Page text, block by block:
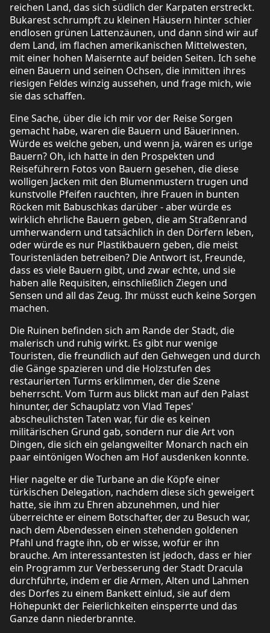
reichen Land, das sich südlich der Karpaten erstreckt.
Bukarest schrumpft zu kleinen Häusern hinter schier
endlosen grünen Lattenzäunen, und dann sind wir auf
dem Land, im flachen amerikanischen Mittelwesten,
mit einer hohen Maisernte auf beiden Seiten. Ich sehe
einen Bauern und seinen Ochsen, die inmitten ihres
riesigen Feldes winzig aussehen, und frage mich, wie
sie das schaffen.
Eine Sache, über die ich mir vor der Reise Sorgen
gemacht habe, waren die Bauern und Bäuerinnen.
Würde es welche geben, und wenn ja, wären es urige
Bauern? Oh, ich hatte in den Prospekten und
Reiseführern Fotos von Bauern gesehen, die diese
wolligen Jacken mit den Blumenmustern trugen und
kunstvolle Pfeifen rauchten, ihre Frauen in bunten
Röcken mit Babuschkas darüber - aber würde es
wirklich ehrliche Bauern geben, die am Straßenrand
umherwandern und tatsächlich in den Dörfern leben,
oder würde es nur Plastikbauern geben, die meist
Touristenläden betreiben? Die Antwort ist, Freunde,
dass es viele Bauern gibt, und zwar echte, und sie
haben alle Requisiten, einschließlich Ziegen und
Sensen und all das Zeug. Ihr müsst euch keine Sorgen
machen.
Die Ruinen befinden sich am Rande der Stadt, die
malerisch und ruhig wirkt. Es gibt nur wenige
Touristen, die freundlich auf den Gehwegen und durch
die Gänge spazieren und die Holzstufen des
restaurierten Turms erklimmen, der die Szene
beherrscht. Vom Turm aus blickt man auf den Palast
hinunter, der Schauplatz von Vlad Tepes'
abscheulichsten Taten war, für die es keinen
militärischen Grund gab, sondern nur die Art von
Dingen, die sich ein gelangweilter Monarch nach ein
paar eintönigen Wochen am Hof ausdenken konnte.
Hier nagelte er die Turbane an die Köpfe einer
türkischen Delegation, nachdem diese sich geweigert
hatte, sie ihm zu Ehren abzunehmen, und hier
überreichte er einem Botschafter, der zu Besuch war,
nach dem Abendessen einen stehenden goldenen
Pfahl und fragte ihn, ob er wisse, wofür er ihn
brauche. Am interessantesten ist jedoch, dass er hier
ein Programm zur Verbesserung der Stadt Dracula
durchführte, indem er die Armen, Alten und Lahmen
des Dorfes zu einem Bankett einlud, sie auf dem
Höhepunkt der Feierlichkeiten einsperrte und das
Ganze dann niederbrannte.